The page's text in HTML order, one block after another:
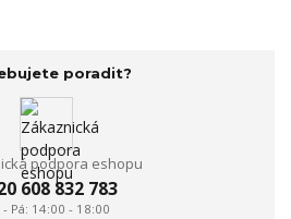
poradit?
podpora eshopu
608 832 783
- Pá: 14:00 - 18:00